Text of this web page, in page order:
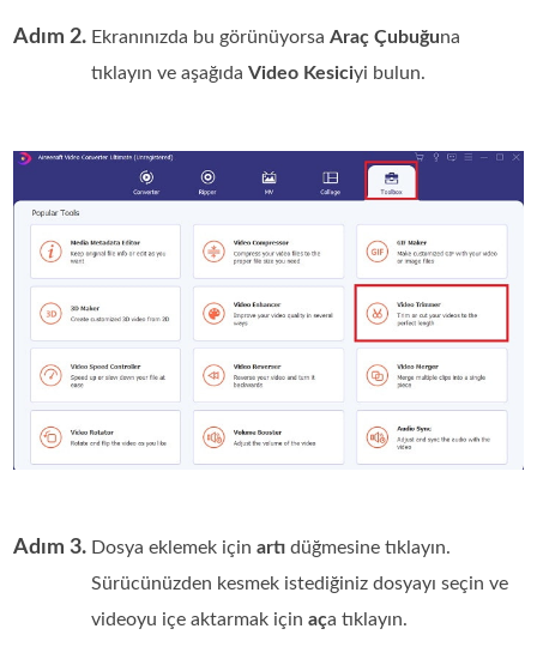
Adım 2. Ekranınızda bu görünüyorsaAraç Çubuğuna
tıklayın ve aşağıdaVideo Kesiciyi bulun.
Adım 3. Dosya eklemek içinartı düğmesine tıklayın.
Sürücünüzden kesmek istediğiniz dosyayı seçin ve
videoyu içe aktarmak içinaça tıklayın.